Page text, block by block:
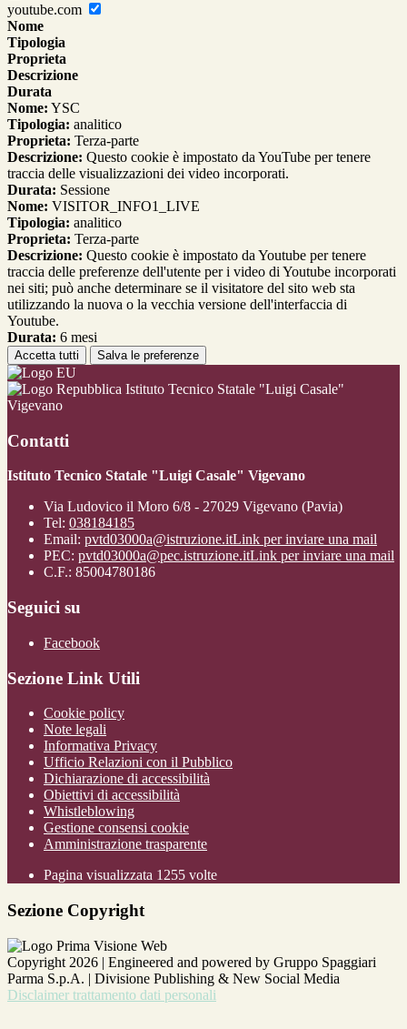
youtube.com
Nome
Tipologia
Proprieta
Descrizione
Durata
Nome: YSC
Tipologia: analitico
Proprieta: Terza-parte
Descrizione: Questo cookie è impostato da YouTube per tenere
traccia delle visualizzazioni dei video incorporati.
Durata: Sessione
Nome: VISITOR_INFO1_LIVE
Tipologia: analitico
Proprieta: Terza-parte
Descrizione: Questo cookie è impostato da Youtube per tenere
traccia delle preferenze dell'utente per i video di Youtube incorporati
nei siti; può anche determinare se il visitatore del sito web sta
utilizzando la nuova o la vecchia versione dell'interfaccia di
Youtube.
Durata: 6 mesi
Accetta tutti Salva le preferenze
Istituto Tecnico Statale "Luigi Casale"
Vigevano
Contatti
Istituto Tecnico Statale "Luigi Casale" Vigevano
Via Ludovico il Moro 6/8 - 27029 Vigevano (Pavia)
Tel: 038184185
Email: pvtd03000a@istruzione.itLink per inviare una mail
PEC: pvtd03000a@pec.istruzione.itLink per inviare una mail
C.F.: 85004780186
Seguici su
Facebook
Sezione Link Utili
Cookie policy
Note legali
Informativa Privacy
Ufficio Relazioni con il Pubblico
Dichiarazione di accessibilità
Obiettivi di accessibilità
Whistleblowing
Gestione consensi cookie
Amministrazione trasparente
Pagina visualizzata 1255 volte
Sezione Copyright
Copyright 2026 | Engineered and powered by Gruppo Spaggiari
Parma S.p.A. | Divisione Publishing & New Social Media
Disclaimer trattamento dati personali